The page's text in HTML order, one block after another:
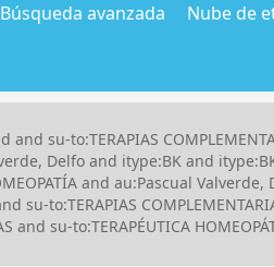
Búsqueda avanzada Nube de
su-to:TERAPIAS
Delfo and itype:BK and
and au:Pascual
to:TERAPIAS
and su-to:TERAPÉUTICA